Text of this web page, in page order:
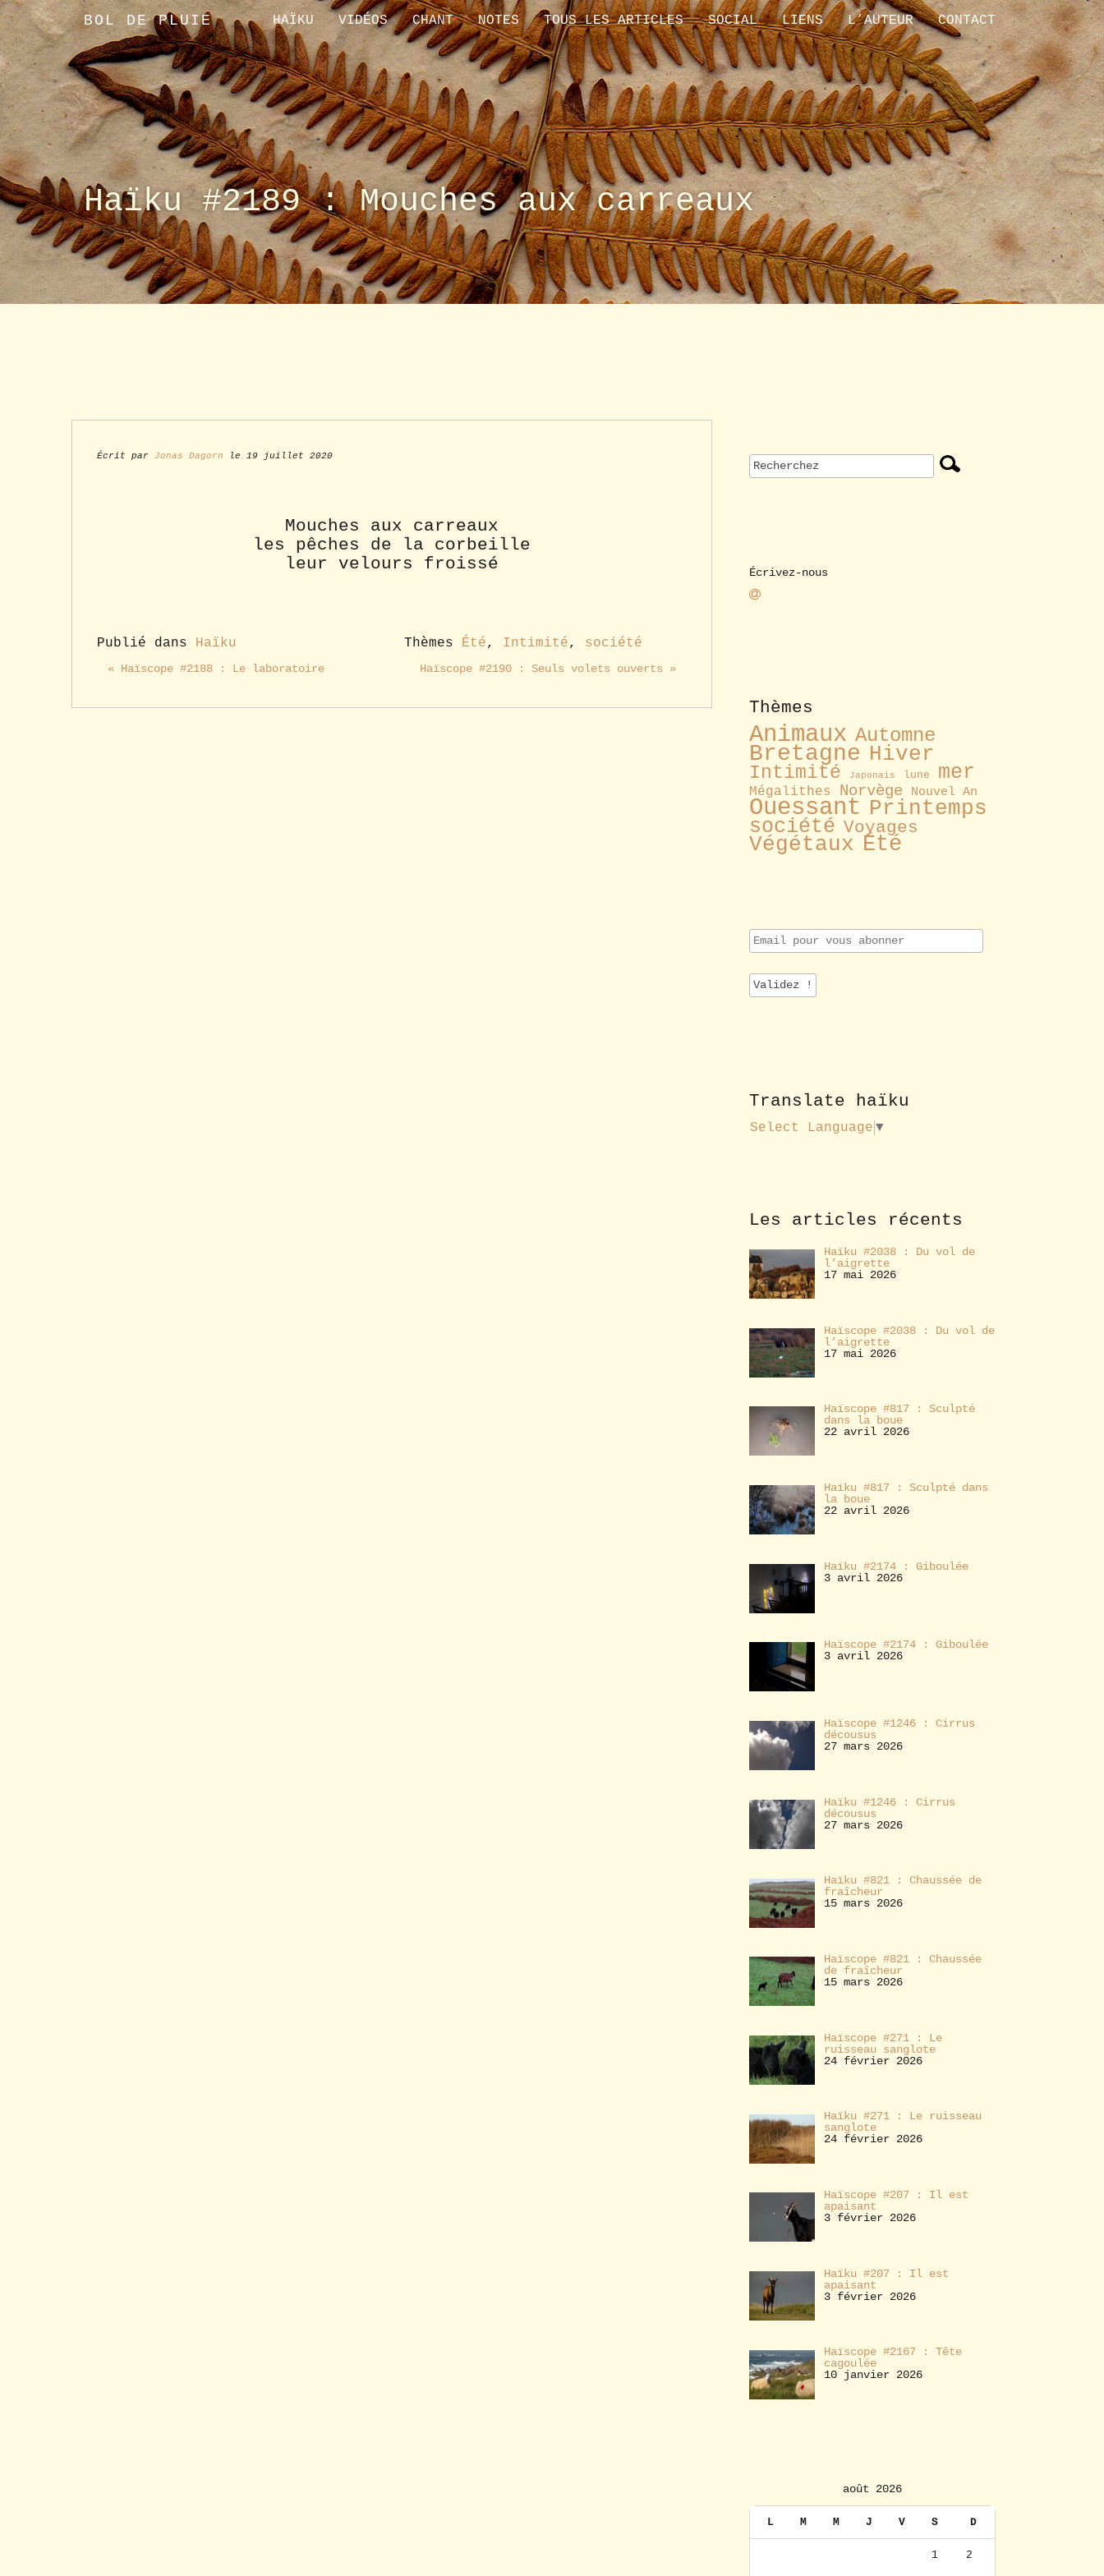
BOL DE PLUIE HAÏKU VIDÉOS CHANT NOTES TOUS LES ARTICLES SOCIAL LIENS L’AUTEUR CONTACT
Haïku #2189 : Mouches aux carreaux
Écrit par Jonas Dagorn le 19 juillet 2020
Mouches aux carreaux
les pêches de la corbeille
leur velours froissé
Publié dans Haïku Thèmes Été, Intimité, société
« Haïscope #2188 : Le laboratoire Haïscope #2190 : Seuls volets ouverts »
Écrivez-nous
Thèmes
Animaux Automne
Bretagne Hiver
Intimité Japonais lune mer
Mégalithes Norvège Nouvel An
Ouessant Printemps
société Voyages
Végétaux Été
E
m
i
l
o
u
s
e
Translate haïku
Select Language ▼
Les articles récents
Haïku #2038 : Du vol de
l’aigrette
17 mai 2026
Haïscope #2038 : Du vol de
l’aigrette
17 mai 2026
Haïscope #817 : Sculpté
dans la boue
22 avril 2026
Haïku #817 : Sculpté dans
la boue
22 avril 2026
Haïku #2174 : Giboulée
3 avril 2026
Haïscope #2174 : Giboulée
3 avril 2026
Haïscope #1246 : Cirrus
décousus
27 mars 2026
Haïku #1246 : Cirrus
décousus
27 mars 2026
Haïku #821 : Chaussée de
fraîcheur
15 mars 2026
Haïscope #821 : Chaussée
de fraîcheur
15 mars 2026
Haïscope #271 : Le
ruisseau sanglote
24 février 2026
Haïku #271 : Le ruisseau
sanglote
24 février 2026
Haïscope #207 : Il est
apaisant
3 février 2026
Haïku #207 : Il est
apaisant
3 février 2026
Haïscope #2167 : Tête
cagoulée
10 janvier 2026
août 2026
L M M J V S D
1 2